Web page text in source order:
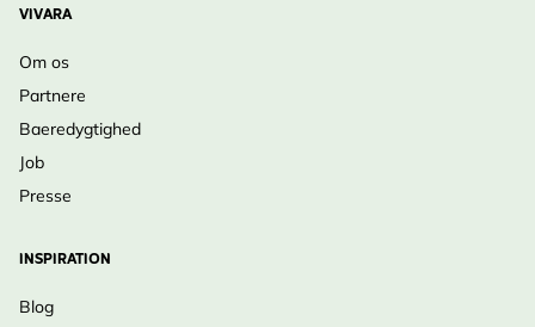
VIVARA
Om os
Partnere
Baeredygtighed
Job
Presse
INSPIRATION
Blog